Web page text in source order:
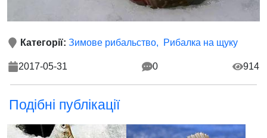
Категорії: Зимове рибальство Рибалка на щуку
2017-05-31 0 914
Подібні публікації